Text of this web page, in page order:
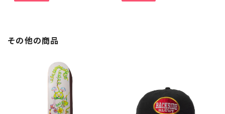
その他の商品